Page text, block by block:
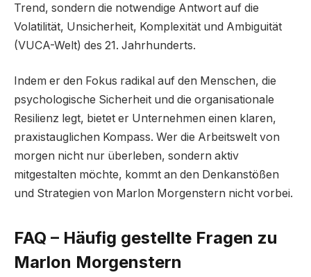
Trend, sondern die notwendige Antwort auf die
Volatilität, Unsicherheit, Komplexität und Ambiguität
(VUCA-Welt) des 21. Jahrhunderts.
Indem er den Fokus radikal auf den Menschen, die
psychologische Sicherheit und die organisationale
Resilienz legt, bietet er Unternehmen einen klaren,
praxistauglichen Kompass. Wer die Arbeitswelt von
morgen nicht nur überleben, sondern aktiv
mitgestalten möchte, kommt an den Denkanstößen
und Strategien von Marlon Morgenstern nicht vorbei.
FAQ – Häufig gestellte Fragen zu
Marlon Morgenstern